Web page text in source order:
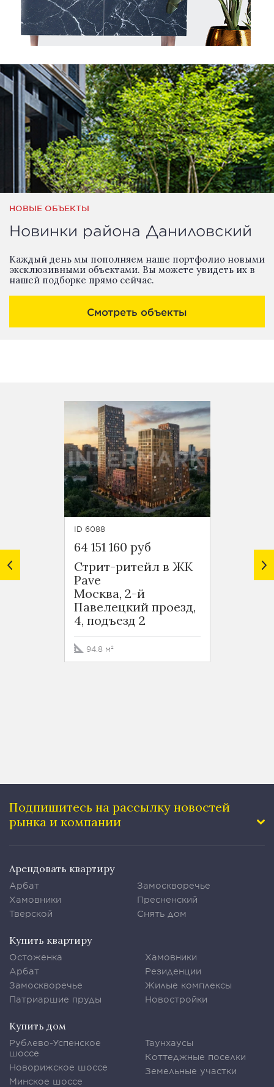
НОВЫЕ ОБЪЕКТЫ
Новинки района Даниловский
Каждый день мы пополняем наше портфолио новыми
эксклюзивными объектами. Вы можете увидеть их в
нашей подборке прямо сейчас.
Смотреть объекты
ID 6088
64 151 160 руб
Стрит-ритейл в ЖК
Pave
Москва, 2-й
Павелецкий проезд,
4, подъезд 2
94.8 м²
56
Подпишитесь на рассылку новостей
рынка и компании
Арендовать квартиру
Арбат
Хамовники
Тверской
Замоскворечье
Пресненский
Снять дом
Купить квартиру
Остоженка
Арбат
Замоскворечье
Патриаршие пруды
Хамовники
Резиденции
Жилые комплексы
Новостройки
Купить дом
Рублево-Успенское
шоссе
Новорижское шоссе
Минское шоссе
Таунхаусы
Коттеджные поселки
Земельные участки